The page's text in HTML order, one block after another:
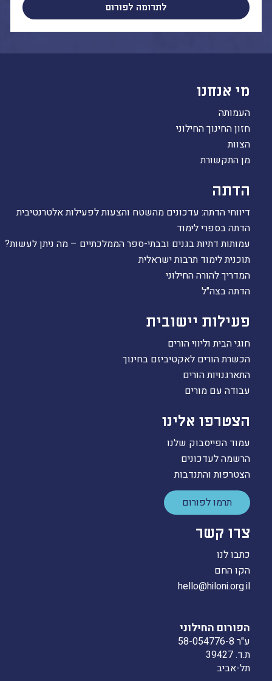
חזון החינוך החילוני
כתבו לנו
הקו החם
הצטרפות והתנדבות
הרשמה לעדכונים
בפייסבוק
לתרומה לפורום
מי אנחנו
העמותה
חזון החינוך החילוני
הצוות
מן התקשורת
הדתה
דיווחי הדתה: עדכונים מהשטח והצעות לפעילות אלטרנטיבית
הדתה בספרי לימוד
עמותות דתיות בגנים ובבתי-ספר הממלכתיים – מה ניתן לעשות?
תוכנית לימוד תרבות ישראלית
המדריך להורה החילוני
הדתה בצה"ל
פעילות יישובית
חוגי הבית וליווי הורים
הכשרת הורים לאקטיביזם בחינוך
התארגנויות הורים
עבודה עם מורים
הצטרפו אלינו
עמוד הפייסבוק שלנו
הרשמה לעדכונים
הצטרפות והתנדבות
תרמו לפורום
צרו קשר
כתבו לנו
הקו החם
hello@hiloni.org.il
הפורום החילוני
ע"ר 58-054776-8
ת.ד. 39427
תל-אביב